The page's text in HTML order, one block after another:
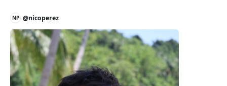
NP @nicoperez